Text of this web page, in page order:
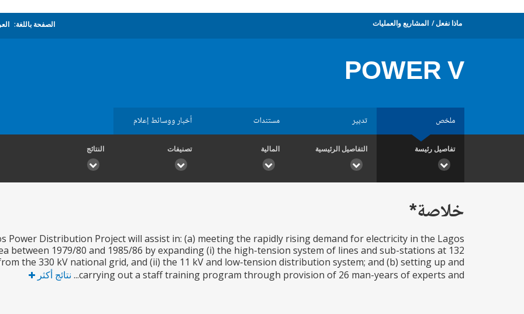
ماذا نفعل المشاريع والعمليات الصفحة باللغة:
POWER V
ملخص تدبير مستندات أخبار ووسائط إعلام
تفاصيل رئيسة التفاصيل الرئيسية المالية تصنيفات النتائج
خلاصة*
Power Distribution Project will assist in: (a) meeting the rapidly rising demand for electricity in the Lagos
between 1979/80 and 1985/86 by expanding (i) the high-tension system of lines and sub-stations at 132
the 330 kV national grid, and (ii) the 11 kV and low-tension distribution system; and (b) setting up and
carrying out a staff training program through provision of 26 man-years of experts and...
نتائج أكثر